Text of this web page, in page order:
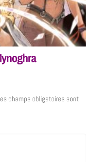
champs obligatoires sont